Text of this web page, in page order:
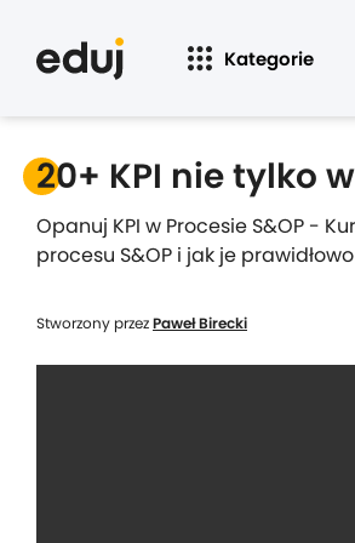
Kategorie
20+ KPI nie tylko
Opanuj KPI w Procesie S&OP -
procesu S&OP i jak je
Stworzony przezPaweł Birecki